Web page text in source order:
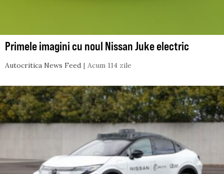
Primele imagini cu noul Nissan Juke electric
Autocritica News Feed Acum 114 zile